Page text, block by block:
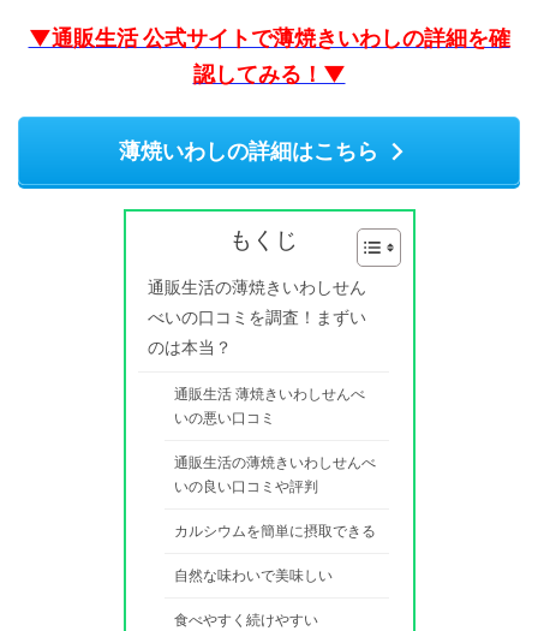
▼通販生活 公式サイトで薄焼きいわしの詳細を確
認してみる！▼
薄焼いわしの詳細はこちら
もくじ
通販生活の薄焼きいわしせん
べいの口コミを調査！まずい
のは本当？
通販生活 薄焼きいわしせんべ
いの悪い口コミ
通販生活の薄焼きいわしせんべ
いの良い口コミや評判
カルシウムを簡単に摂取できる
自然な味わいで美味しい
食べやすく続けやすい